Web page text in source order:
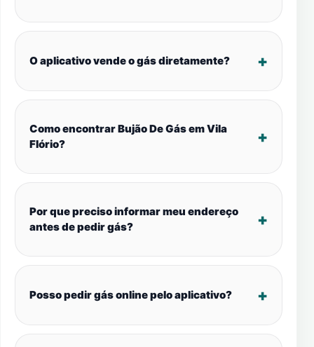
O aplicativo vende o gás diretamente?
Como encontrar Bujão De Gás em Vila
Flório?
Por que preciso informar meu endereço
antes de pedir gás?
Posso pedir gás online pelo aplicativo?